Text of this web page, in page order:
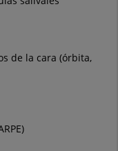
de la cara (órbita,